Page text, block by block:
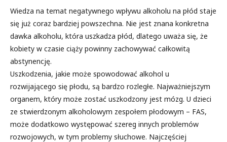
Wiedza na temat negatywnego wpływu alkoholu na płód staje
się już coraz bardziej powszechna. Nie jest znana konkretna
dawka alkoholu, która uszkadza płód, dlatego uważa się, że
kobiety w czasie ciąży powinny zachowywać całkowitą
abstynencję.
Uszkodzenia, jakie może spowodować alkohol u
rozwijającego się płodu, są bardzo rozległe. Najważniejszym
organem, który może zostać uszkodzony jest mózg. U dzieci
ze stwierdzonym alkoholowym zespołem płodowym – FAS,
może dodatkowo występować szereg innych problemów
rozwojowych, w tym problemy słuchowe. Najczęściej